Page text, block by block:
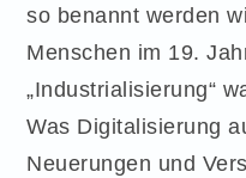
so benannt werden
Menschen im 19.
„Industrialisierung“
Was Digitalisierung
Neuerungen und